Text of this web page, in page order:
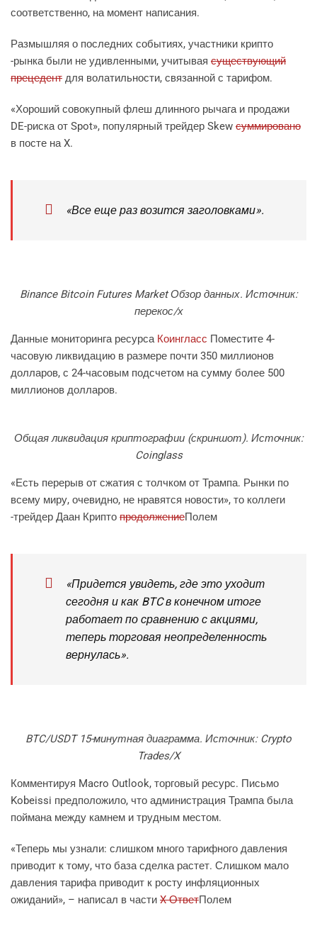
соответственно, на момент написания.
Размышляя о последних событиях, участники крипто
-рынка были не удивленными, учитывая существующий
прецедент для волатильности, связанной с тарифом.
«Хороший совокупный флеш длинного рычага и продажи
DE-риска от Spot», популярный трейдер Skew суммировано
в посте на X.
«Все еще раз возится заголовками».
Binance Bitcoin Futures Market Обзор данных. Источник:
перекос/х
Данные мониторинга ресурса Коингласс Поместите 4-
часовую ликвидацию в размере почти 350 миллионов
долларов, с 24-часовым подсчетом на сумму более 500
миллионов долларов.
Общая ликвидация криптографии (скриншот). Источник:
Coinglass
«Есть перерыв от сжатия с толчком от Трампа. Рынки по
всему миру, очевидно, не нравятся новости», то коллеги
-трейдер Даан Крипто продолжениеПолем
«Придется увидеть, где это уходит
сегодня и как BTC в конечном итоге
работает по сравнению с акциями,
теперь торговая неопределенность
вернулась».
BTC/USDT 15-минутная диаграмма. Источник: Crypto
Trades/X
Комментируя Macro Outlook, торговый ресурс. Письмо
Kobeissi предположило, что администрация Трампа была
поймана между камнем и трудным местом.
«Теперь мы узнали: слишком много тарифного давления
приводит к тому, что база сделка растет. Слишком мало
давления тарифа приводит к росту инфляционных
ожиданий», – написал в части X ОтветПолем